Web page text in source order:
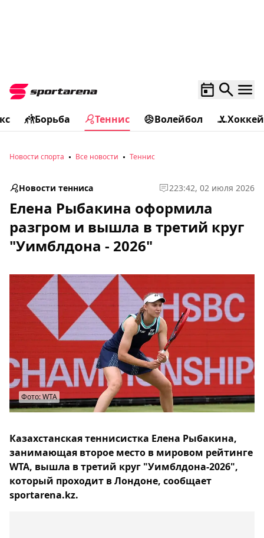
Борьба Теннис Волейбол Хоккей
Новости спорта Все новости Теннис
Новости тенниса 223:42, 02 июля 2026
Елена Рыбакина оформила
разгром и вышла в третий круг
"Уимблдона - 2026"
Фото: WTA
Казахстанская теннисистка Елена Рыбакина,
занимающая второе место в мировом рейтинге
WTA, вышла в третий круг "Уимблдона-2026",
который проходит в Лондоне, сообщает
sportarena.kz.